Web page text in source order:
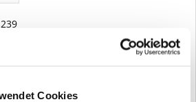
Cookies
239
Spedition